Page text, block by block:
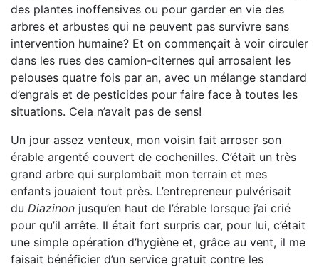
des plantes inoffensives ou pour garder en vie des
arbres et arbustes qui ne peuvent pas survivre sans
intervention humaine? Et on commençait à voir circuler
dans les rues des camion-citernes qui arrosaient les
pelouses quatre fois par an, avec un mélange standard
d’engrais et de pesticides pour faire face à toutes les
situations. Cela n’avait pas de sens!
Un jour assez venteux, mon voisin fait arroser son
érable argenté couvert de cochenilles. C’était un très
grand arbre qui surplombait mon terrain et mes
enfants jouaient tout près. L’entrepreneur pulvérisait
du Diazinon jusqu’en haut de l’érable lorsque j’ai crié
pour qu’il arrête. Il était fort surpris car, pour lui, c’était
une simple opération d’hygiène et, grâce au vent, il me
faisait bénéficier d’un service gratuit contre les